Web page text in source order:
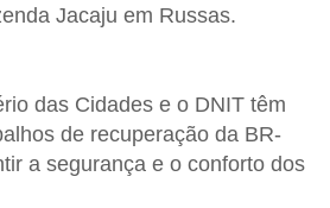
Jacaju em Russas.
das Cidades e o DNIT têm
de recuperação da BR-
a segurança e o conforto dos